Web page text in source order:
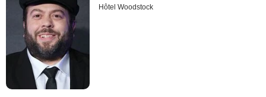
Hôtel Woodstock